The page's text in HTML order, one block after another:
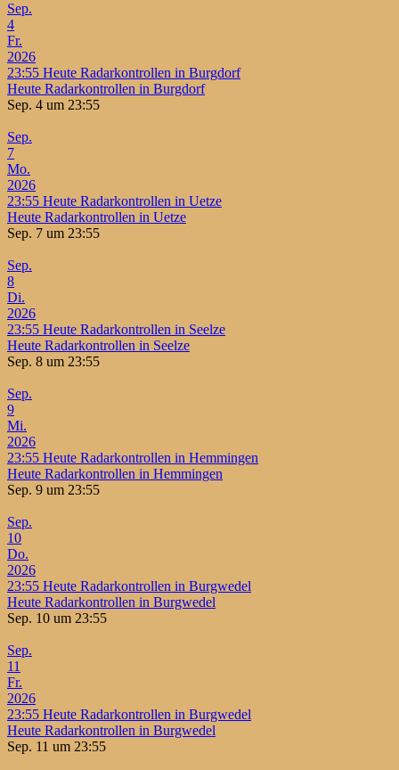
Sep.
4
Fr.
2026
23:55 Heute Radarkontrollen in Burgdorf
Heute Radarkontrollen in Burgdorf
Sep. 4 um 23:55
Sep.
7
Mo.
2026
23:55 Heute Radarkontrollen in Uetze
Heute Radarkontrollen in Uetze
Sep. 7 um 23:55
Sep.
8
Di.
2026
23:55 Heute Radarkontrollen in Seelze
Heute Radarkontrollen in Seelze
Sep. 8 um 23:55
Sep.
9
Mi.
2026
23:55 Heute Radarkontrollen in Hemmingen
Heute Radarkontrollen in Hemmingen
Sep. 9 um 23:55
Sep.
10
Do.
2026
23:55 Heute Radarkontrollen in Burgwedel
Heute Radarkontrollen in Burgwedel
Sep. 10 um 23:55
Sep.
11
Fr.
2026
23:55 Heute Radarkontrollen in Burgwedel
Heute Radarkontrollen in Burgwedel
Sep. 11 um 23:55